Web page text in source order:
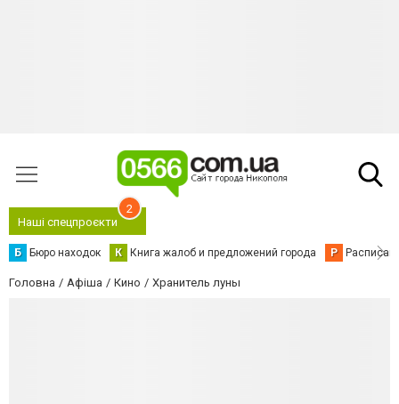
Наші спецпроєкти
2
Б Бюро находок К Книга жалоб и предложений города Р
Головна Афіша Кино Хранитель луны